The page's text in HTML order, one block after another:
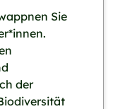
Sie
der